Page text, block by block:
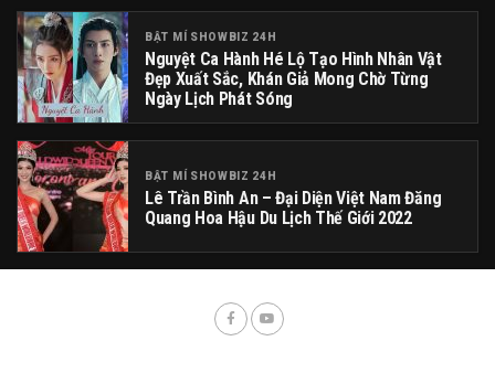
BẬT MÍ SHOWBIZ 24H
Nguyệt Ca Hành Hé Lộ Tạo Hình Nhân Vật
Đẹp Xuất Sắc, Khán Giả Mong Chờ Từng
Ngày Lịch Phát Sóng
BẬT MÍ SHOWBIZ 24H
Lê Trần Bình An – Đại Diện Việt Nam Đăng
Quang Hoa Hậu Du Lịch Thế Giới 2022